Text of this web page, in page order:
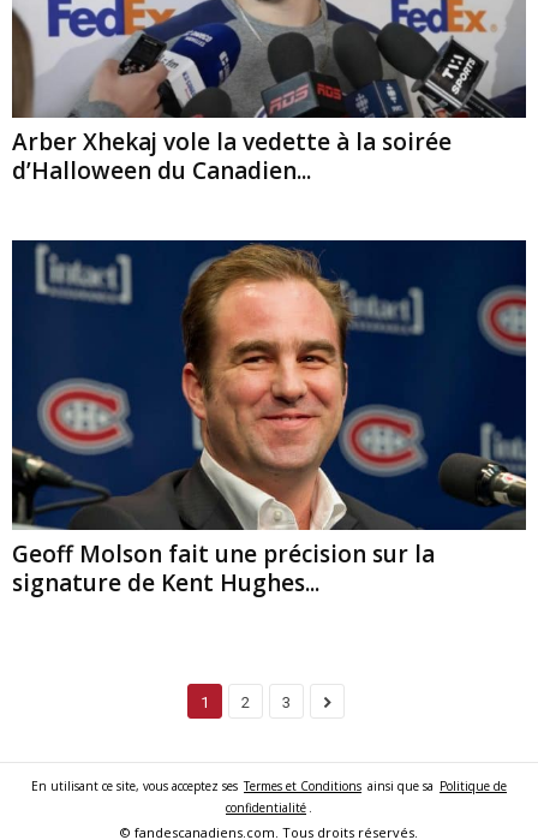
Arber Xhekaj vole la vedette à la soirée
d’Halloween du Canadien...
Geoff Molson fait une précision sur la
signature de Kent Hughes...
1 2 3
En utilisant ce site, vous acceptez ses Termes et Conditions ainsi que sa Politique de
confidentialité .
© fandescanadiens.com. Tous droits réservés.